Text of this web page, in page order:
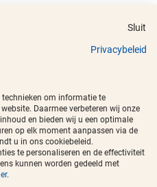
en de beeldmerken zijn
Sluit
Privacybeleid
technieken om informatie te
Daarmee verbeteren wij onze
en bieden wij u een optimale
op elk moment aanpassen via de
u in ons cookiebeleid.
te personaliseren en de effectiviteit
kunnen worden gedeeld met
.